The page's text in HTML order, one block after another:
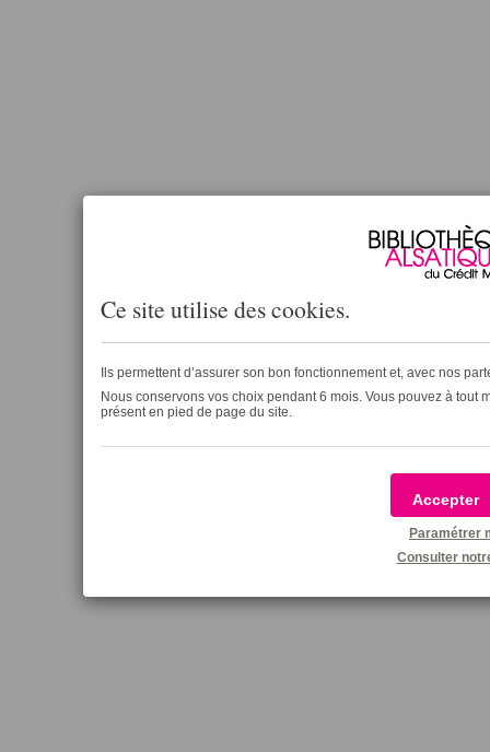
Ce site utilise descookies.
Ils permettent d’assurer son bon fonctionnement et, avec nos
Nous conservons vos choix pendant 6 mois. Vous pouvez à tout
présent en pied de page du site.
Accepter
Paramétrer
Consulter